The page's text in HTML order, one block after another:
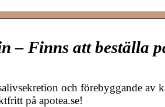
– Finns att beställa
och förebyggande av
på apotea.se!